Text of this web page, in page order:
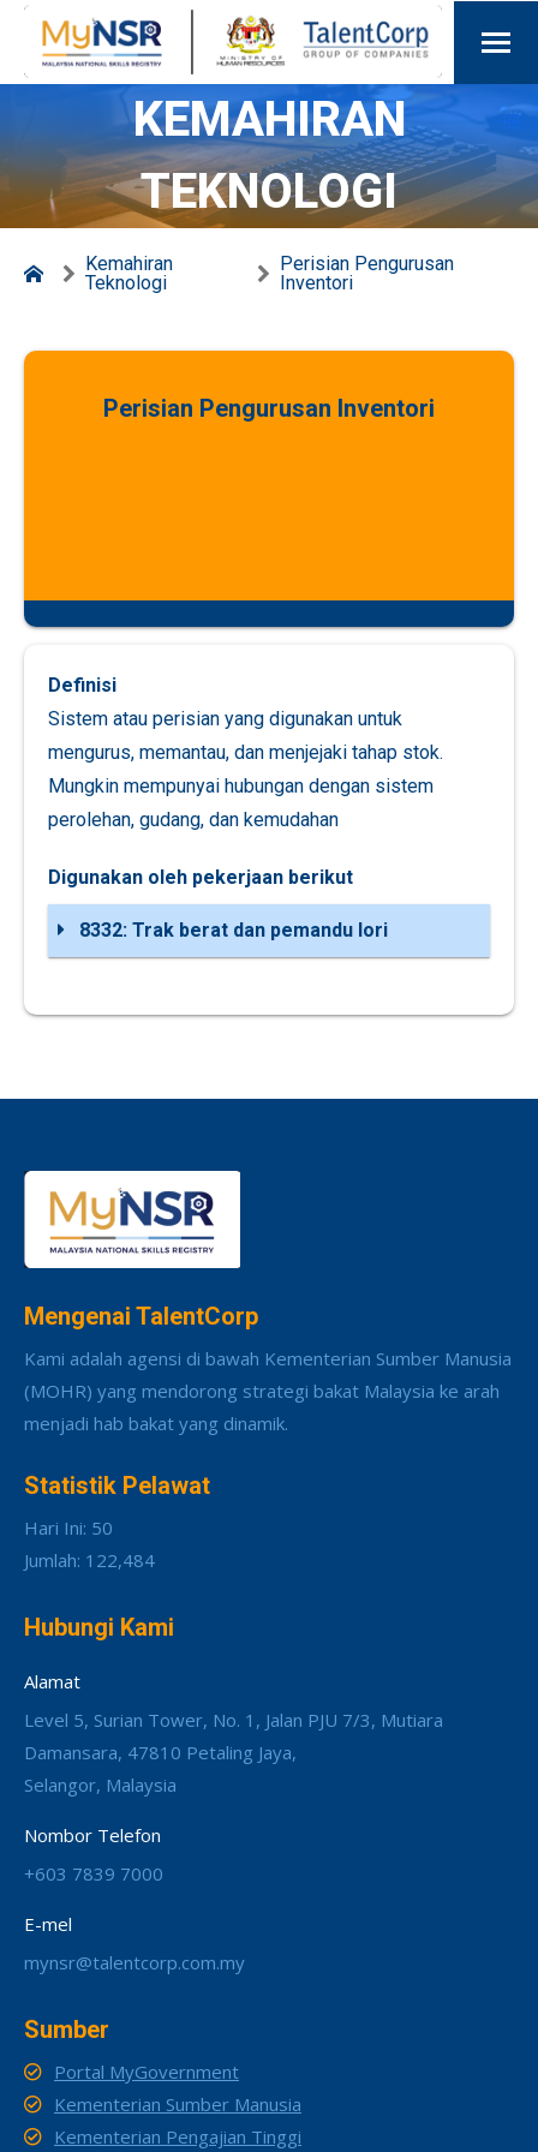
KEMAHIRAN
TEKNOLOGI
Kemahiran
Teknologi
Perisian Pengurusan
Inventori
Perisian Pengurusan Inventori
Definisi
Sistem atau perisian yang digunakan untuk
mengurus, memantau, dan menjejaki tahap stok.
Mungkin mempunyai hubungan dengan sistem
perolehan, gudang, dan kemudahan
Digunakan oleh pekerjaan berikut
8332: Trak berat dan pemandu lori
Mengenai TalentCorp
Kami adalah agensi di bawah Kementerian Sumber Manusia
(MOHR) yang mendorong strategi bakat Malaysia ke arah
menjadi hab bakat yang dinamik.
Statistik Pelawat
Hari Ini: 50
Jumlah: 122,484
Hubungi Kami
Alamat
Level 5, Surian Tower, No. 1, Jalan PJU 7/3, Mutiara
Damansara, 47810 Petaling Jaya,
Selangor, Malaysia
Nombor Telefon
+603 7839 7000
E-mel
mynsr@talentcorp.com.my
Sumber
Portal MyGovernment
Kementerian Sumber Manusia
Kementerian Pengajian Tinggi